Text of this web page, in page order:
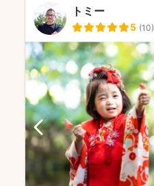
トミー
5 (10)